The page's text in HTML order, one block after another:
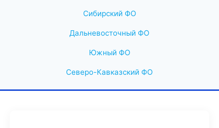
Сибирский ФО
Дальневосточный ФО
Южный ФО
Северо-Кавказский ФО